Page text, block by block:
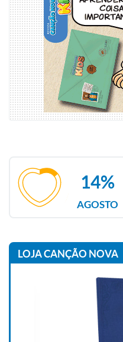
AGOSTO
14%
LOJA CANÇÃO NOVA